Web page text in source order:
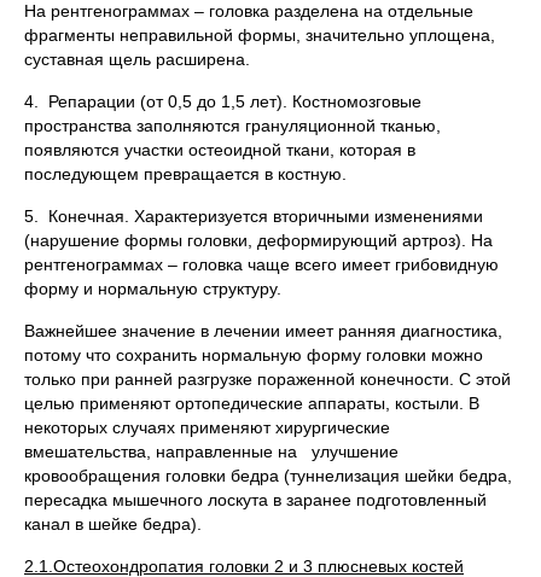
На рентгенограммах – головка разделена на отдельные
фрагменты неправильной формы, значительно уплощена,
суставная щель расширена.
4. Репарации (от 0,5 до 1,5 лет). Костномозговые
пространства заполняются грануляционной тканью,
появляются участки остеоидной ткани, которая в
последующем превращается в костную.
5. Конечная. Характеризуется вторичными изменениями
(нарушение формы головки, деформирующий артроз). На
рентгенограммах – головка чаще всего имеет грибовидную
форму и нормальную структуру.
Важнейшее значение в лечении имеет ранняя диагностика,
потому что сохранить нормальную форму головки можно
только при ранней разгрузке пораженной конечности. С этой
целью применяют ортопедические аппараты, костыли. В
некоторых случаях применяют хирургические
вмешательства, направленные на улучшение
кровообращения головки бедра (туннелизация шейки бедра,
пересадка мышечного лоскута в заранее подготовленный
канал в шейке бедра).
2.1.Остеохондропатия головки 2 и 3 плюсневых костей